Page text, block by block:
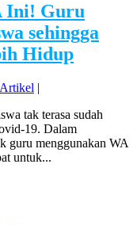
Ini! Guru
sehingga
Hidup
Artikel |
tak terasa sudah
19. Dalam
guru menggunakan WA
untuk...